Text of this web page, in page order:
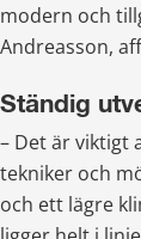
modern och
Andreasson,
Ständig
– Det är viktigt
tekniker och
och ett lägre